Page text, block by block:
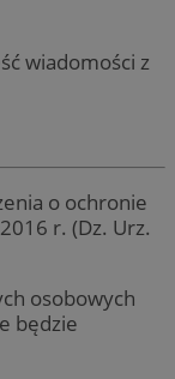
wiadomości z
o ochronie
r. (Dz. Urz.
osobowych
będzie